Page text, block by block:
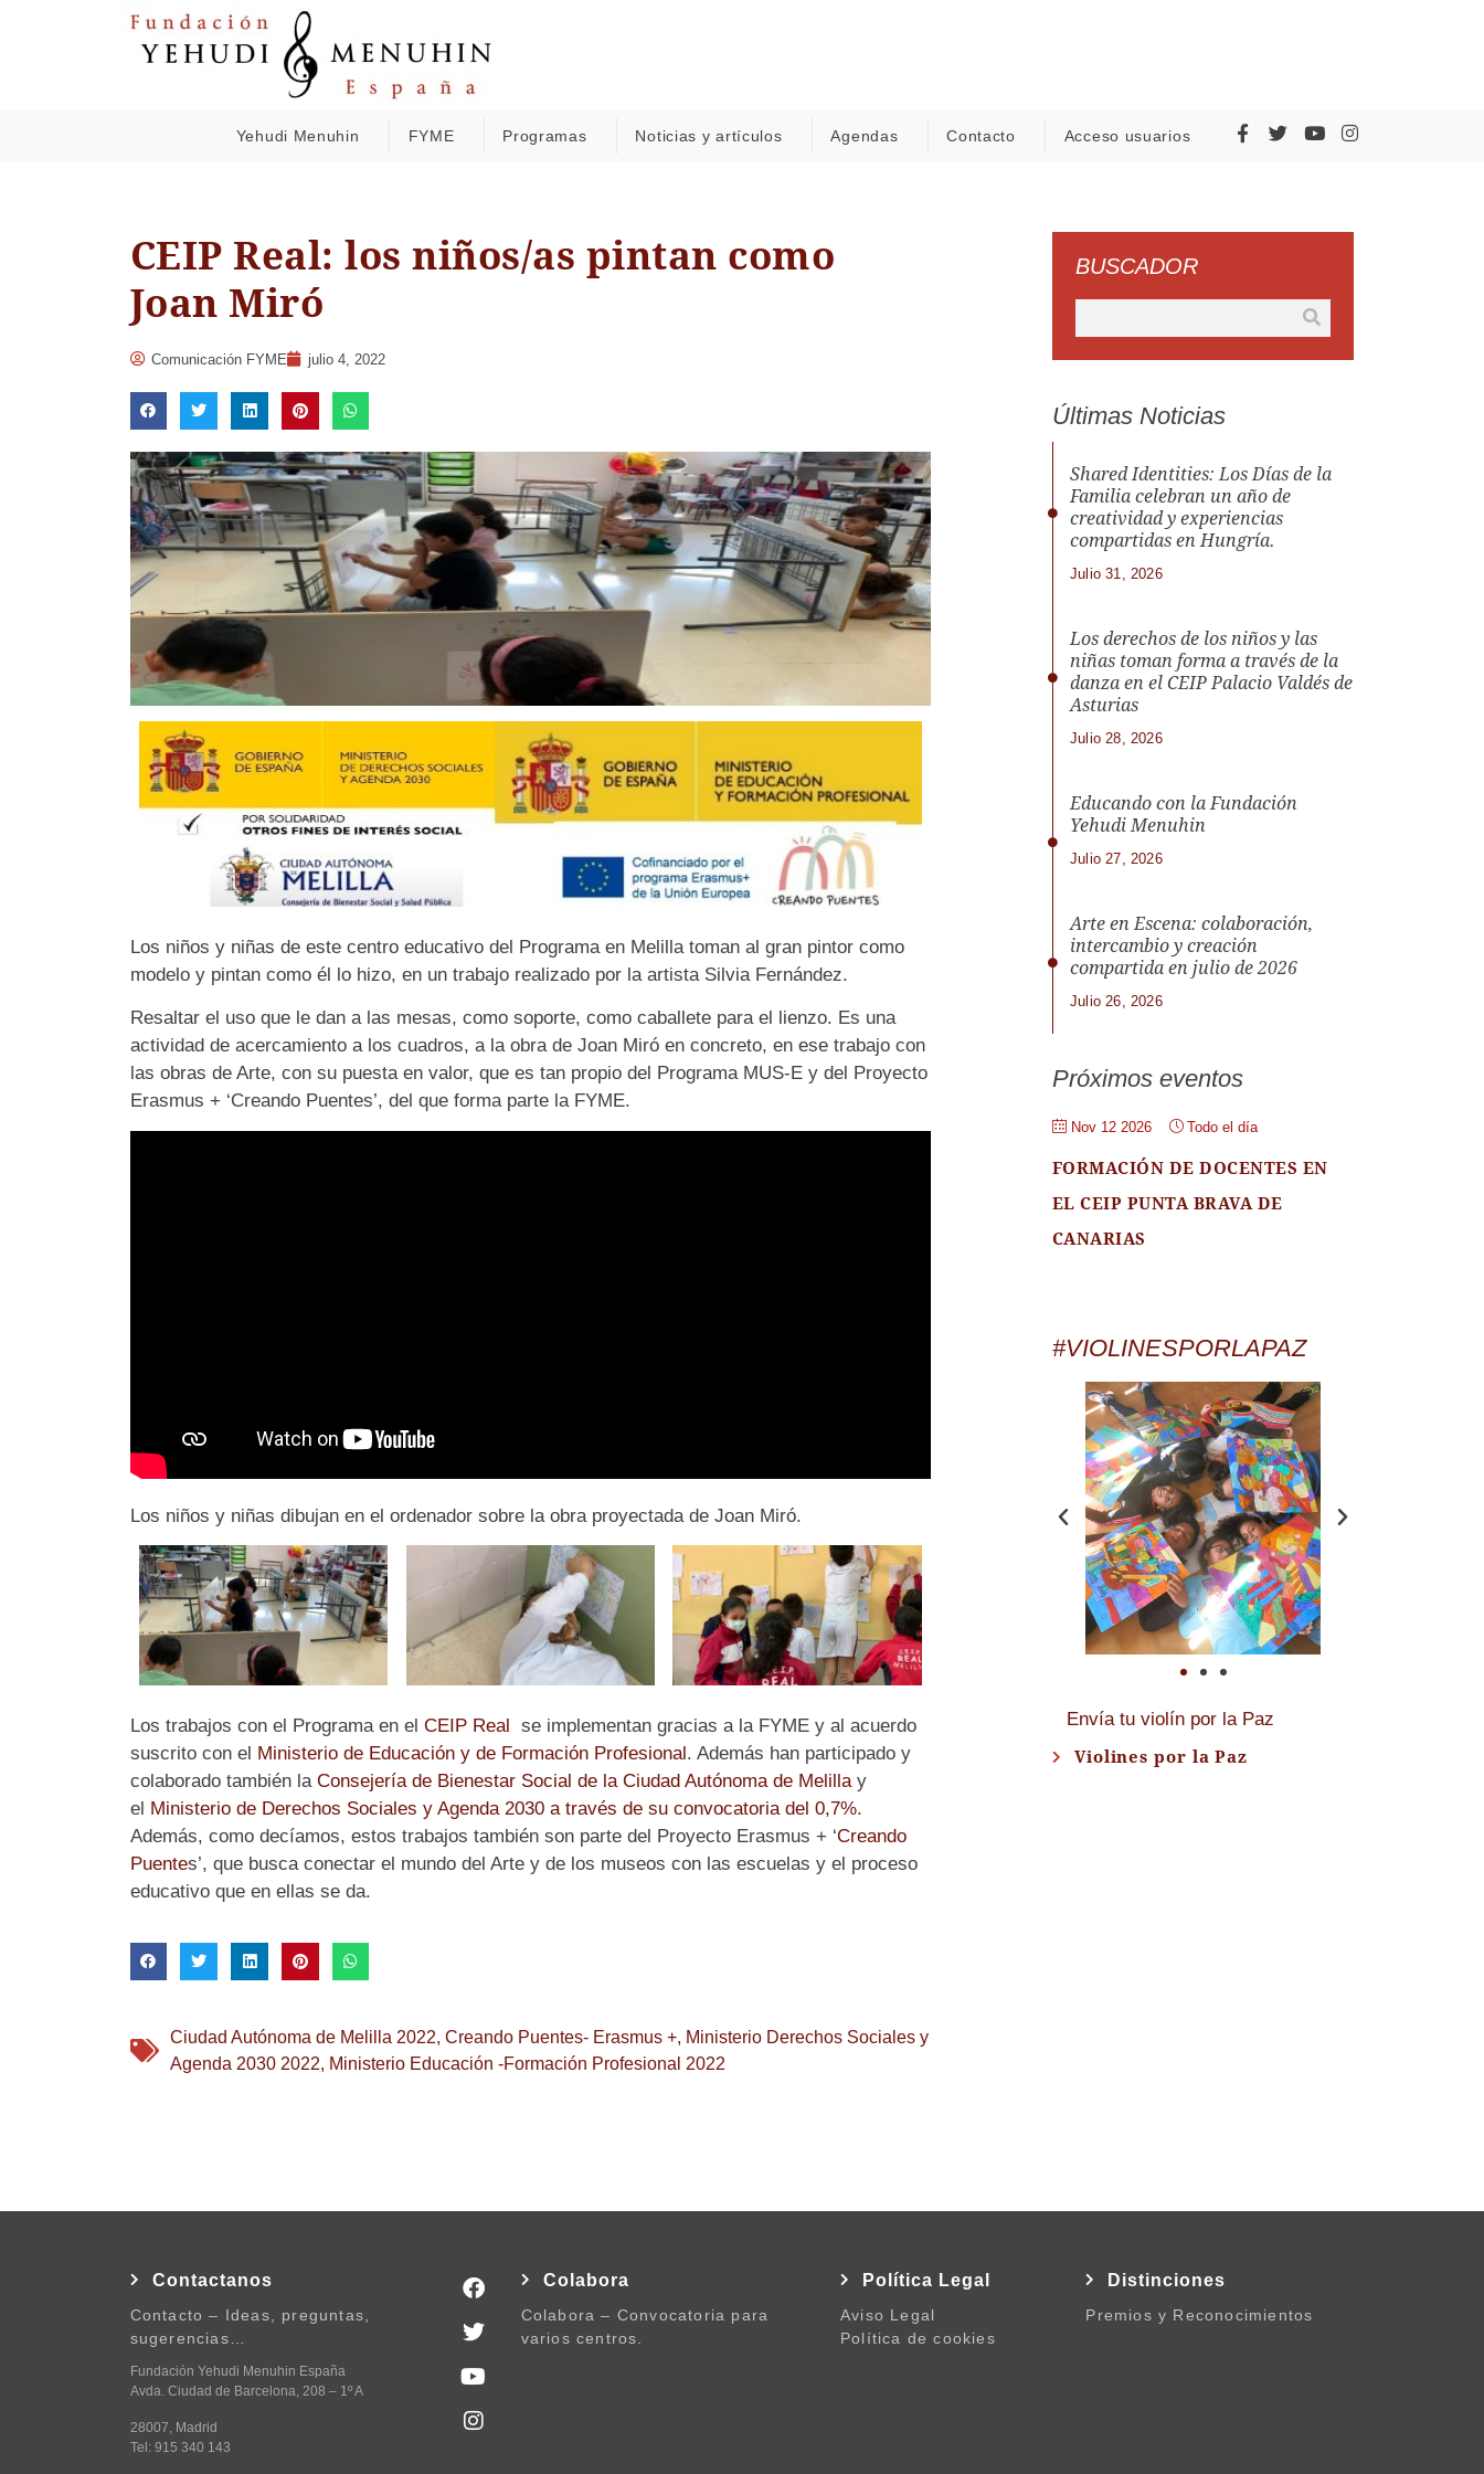
Yehudi Menuhin FYME Programas Noticias y artículos Agendas Contacto Acceso usuarios
CEIP Real: los niños/as pintan como
Joan Miró
Comunicación FYME julio 4, 2022
Los niños y niñas de este centro educativo del Programa en Melilla toman al gran pintor como
modelo y pintan como él lo hizo, en un trabajo realizado por la artista Silvia Fernández.
Resaltar el uso que le dan a las mesas, como soporte, como caballete para el lienzo. Es una
actividad de acercamiento a los cuadros, a la obra de Joan Miró en concreto, en ese trabajo con
las obras de Arte, con su puesta en valor, que es tan propio del Programa MUS-E y del Proyecto
Erasmus + ‘Creando Puentes’, del que forma parte la FYME.
Los niños y niñas dibujan en el ordenador sobre la obra proyectada de Joan Miró.
Los trabajos con el Programa en el CEIP Real se implementan gracias a la FYME y al acuerdo
suscrito con el Ministerio de Educación y de Formación Profesional. Además han participado y
colaborado también la Consejería de Bienestar Social de la Ciudad Autónoma de Melillay
el Ministerio de Derechos Sociales y Agenda 2030 a través de su convocatoria del 0,7%.
Además, como decíamos, estos trabajos también son parte del Proyecto Erasmus + ‘Creando
Puentes’, que busca conectar el mundo del Arte y de los museos con las escuelas y el proceso
educativo que en ellas se da.
Ciudad Autónoma de Melilla 2022, Creando Puentes- Erasmus +, Ministerio Derechos Sociales y
Agenda 2030 2022, Ministerio Educación -Formación Profesional 2022
BUSCADOR
Últimas Noticias
Shared Identities: Los Días de la
Familia celebran un año de
creatividad y experiencias
compartidas en Hungría.
Julio 31, 2026
Los derechos de los niños y las
niñas toman forma a través de la
danza en el CEIP Palacio Valdés de
Asturias
Julio 28, 2026
Educando con la Fundación
Yehudi Menuhin
Julio 27, 2026
Arte en Escena: colaboración,
intercambio y creación
compartida en julio de 2026
Julio 26, 2026
Próximos eventos
Nov 12 2026 Todo el día
FORMACIÓN DE DOCENTES EN
EL CEIP PUNTA BRAVA DE
CANARIAS
#VIOLINESPORLAPAZ
Envía tu violín por la Paz
Violines por la Paz
Contactanos
Contacto – Ideas, preguntas,
sugerencias…
Fundación Yehudi Menuhin España
Avda. Ciudad de Barcelona, 208 – 1º A
28007, Madrid
Tel: 915 340 143
Colabora
Colabora – Convocatoria para
varios centros.
Política Legal
Aviso Legal
Política de cookies
Distinciones
Premios y Reconocimientos